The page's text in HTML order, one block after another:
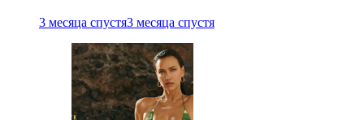
3 месяца спустя3 месяца спустя